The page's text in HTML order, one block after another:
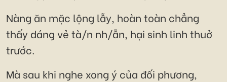
Nàng ăn mặc lộng lẫy, hoàn toàn chẳng
thấy dáng vẻ tà/n nh/ẫn, hại sinh linh thuở
trước.
Mà sau khi nghe xong ý của đối phương,